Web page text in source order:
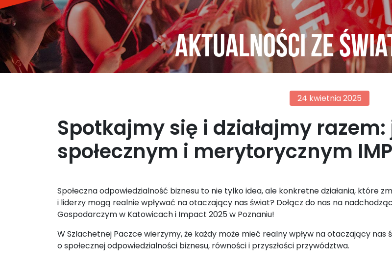
Aktualności ze
24 kwietnia 2025
Spotkajmy się i działajmy
społecznym i merytorycznym
Społeczna odpowiedzialność biznesu to nie tylko idea, ale konkretne działania, które
i liderzy mogą realnie wpływać na otaczający nas świat? Dołącz do nas na
Gospodarczym w Katowicach i Impact 2025 w Poznaniu!
W Szlachetnej Paczce wierzymy, że każdy może mieć realny wpływ na otaczający
o społecznej odpowiedzialności biznesu, równości i przyszłości przywództwa.